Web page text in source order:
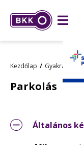
Kezdőlap Gyakran
Parkolás
Általános